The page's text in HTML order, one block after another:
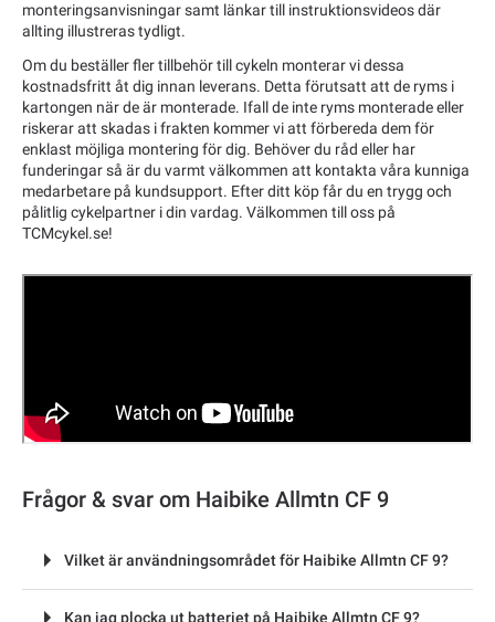
monteringsanvisningar samt länkar till instruktionsvideos där
allting illustreras tydligt.
Om du beställer fler tillbehör till cykeln monterar vi dessa
kostnadsfritt åt dig innan leverans. Detta förutsatt att de ryms i
kartongen när de är monterade. Ifall de inte ryms monterade eller
riskerar att skadas i frakten kommer vi att förbereda dem för
enklast möjliga montering för dig. Behöver du råd eller har
funderingar så är du varmt välkommen att kontakta våra kunniga
medarbetare på kundsupport. Efter ditt köp får du en trygg och
pålitlig cykelpartner i din vardag. Välkommen till oss på
TCMcykel.se!
Frågor & svar om Haibike Allmtn CF 9
Vilket är användningsområdet för Haibike Allmtn CF 9?
Kan jag plocka ut batteriet på Haibike Allmtn CF 9?